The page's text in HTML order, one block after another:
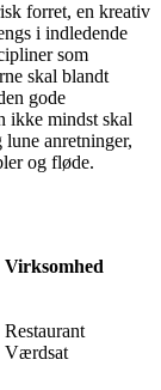
forret, en kreativ
i indledende
som
skal blandt
gode
ikke mindst skal
anretninger,
og fløde.
Virksomhed
Restaurant
Værdsat